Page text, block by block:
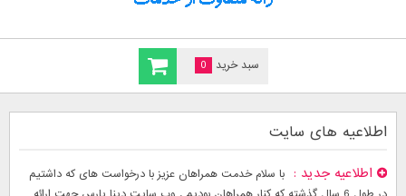
سبد خرید 0
اطلاعیه های سایت
اطلاعیه جدید
با سلام خدمت همراهان عزیز با درخواست های که داشتیم